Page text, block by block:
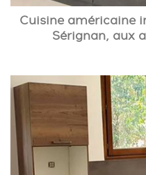
Cuisine américaine
Sérignan, aux